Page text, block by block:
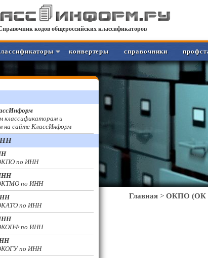
кодов общероссийских классификаторов
конвертеры справочники
Главная > ОКПО (ОК
классификаторам и
на сайте КлассИнформ
по ИНН
по ИНН
по ИНН
по ИНН
по ИНН